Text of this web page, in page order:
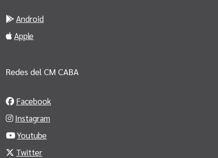
Android
Apple
Redes del CM CABA
Facebook
Instagram
Youtube
Twitter